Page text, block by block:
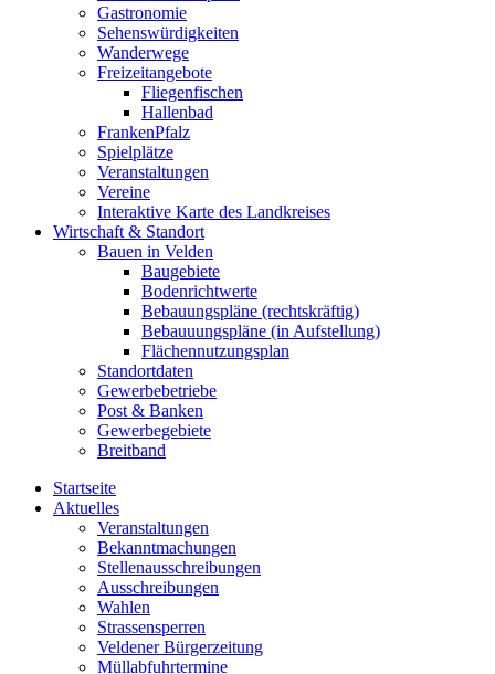
Gastronomie
Sehenswürdigkeiten
Wanderwege
Freizeitangebote
Fliegenfischen
Hallenbad
FrankenPfalz
Spielplätze
Veranstaltungen
Vereine
Interaktive Karte des Landkreises
Wirtschaft & Standort
Bauen in Velden
Baugebiete
Bodenrichtwerte
Bebauungspläne (rechtskräftig)
Bebauuungspläne (in Aufstellung)
Flächennutzungsplan
Standortdaten
Gewerbebetriebe
Post & Banken
Gewerbegebiete
Breitband
Startseite
Aktuelles
Veranstaltungen
Bekanntmachungen
Stellenausschreibungen
Ausschreibungen
Wahlen
Strassensperren
Veldener Bürgerzeitung
Müllabfuhrtermine